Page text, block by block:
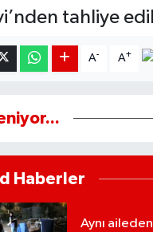
tahliye
A- A+
Haberler
Aynı